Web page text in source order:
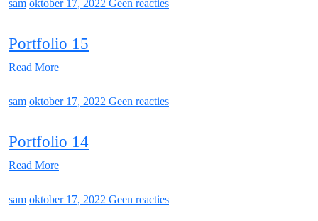
sam oktober 17, 2022 Geen reacties
Portfolio 15
Read More
sam oktober 17, 2022 Geen reacties
Portfolio 14
Read More
sam oktober 17, 2022 Geen reacties